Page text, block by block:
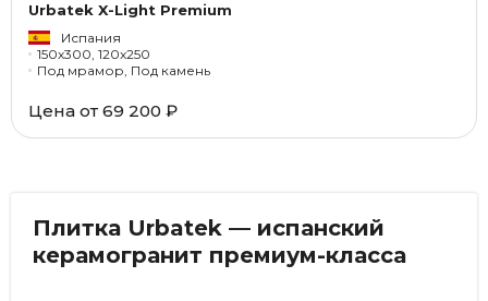
Urbatek X-Light Premium
Испания
150x300, 120x250
Под мрамор, Под камень
Цена от 69 200 ₽
Плитка Urbatek — испанский
керамогранит премиум-класса